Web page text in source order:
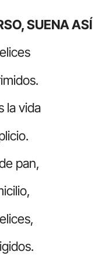
SUENA ASÍ
la vida
pan,